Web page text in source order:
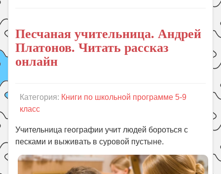
Книги
Рукоделие
Подготовка к школе
ГДЗ
Психология
Поиск
Песчаная учительница. Андрей
Платонов. Читать рассказ
онлайн
Категория: Книги по школьной программе 5-9
класс
Учительница географии учит людей бороться с
песками и выживать в суровой пустыне.